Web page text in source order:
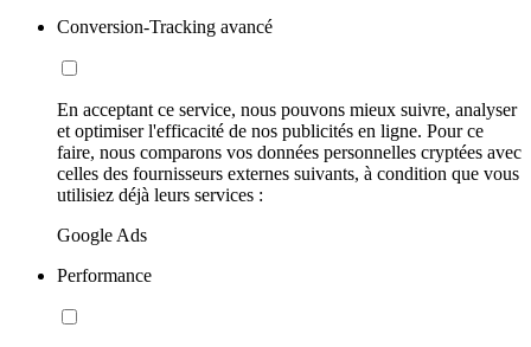
Conversion-Tracking avancé
En acceptant ce service, nous pouvons mieux suivre, analyser
et optimiser l'efficacité de nos publicités en ligne. Pour ce
faire, nous comparons vos données personnelles cryptées avec
celles des fournisseurs externes suivants, à condition que vous
utilisiez déjà leurs services :
Google Ads
Performance